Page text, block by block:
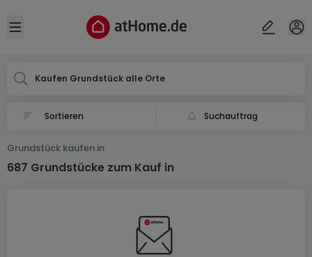
Open sidebar
Kaufen Grundstück alle Orte
Suchauftrag
Grundstück kaufen in
687 Grundstücke zum Kauf in
Ort
Abbrechen ok